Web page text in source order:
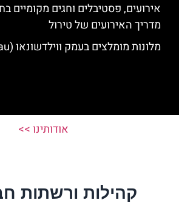
אירועים, פסטיבלים וחגים מקומיים
מדריך האירועים של טירול
מלונות מומלצים בעמק ווילדשונאו (Wildschonau)
אודותינו >>
קהילות ורשתות